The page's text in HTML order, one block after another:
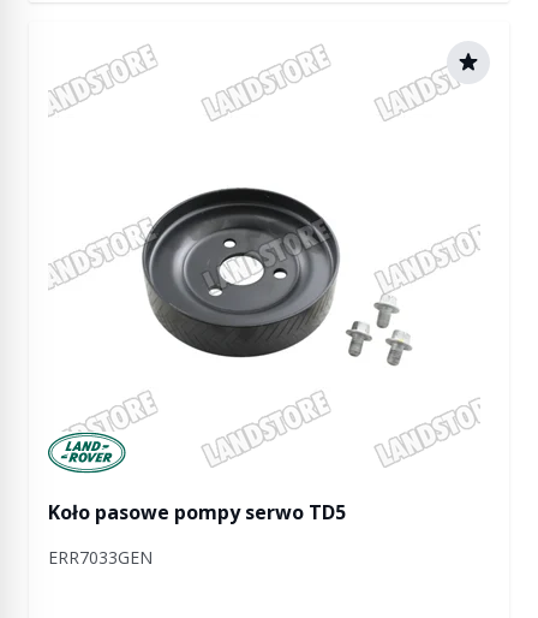
Manufactured by Land rover
Koło pasowe pompy serwo TD5
ERR7033GEN